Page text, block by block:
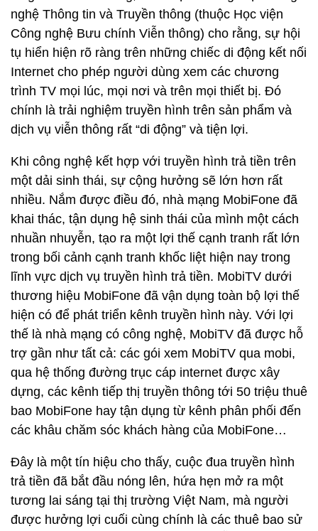
nghệ Thông tin và Truyền thông (thuộc Học viện
Công nghệ Bưu chính Viễn thông) cho rằng, sự hội
tụ hiển hiện rõ ràng trên những chiếc di động kết nối
Internet cho phép người dùng xem các chương
trình TV mọi lúc, mọi nơi và trên mọi thiết bị. Đó
chính là trải nghiệm truyền hình trên sản phẩm và
dịch vụ viễn thông rất “di động” và tiện lợi.
Khi công nghệ kết hợp với truyền hình trả tiền trên
một dải sinh thái, sự cộng hưởng sẽ lớn hơn rất
nhiều. Nắm được điều đó, nhà mạng MobiFone đã
khai thác, tận dụng hệ sinh thái của mình một cách
nhuần nhuyễn, tạo ra một lợi thế cạnh tranh rất lớn
trong bối cảnh cạnh tranh khốc liệt hiện nay trong
lĩnh vực dịch vụ truyền hình trả tiền. MobiTV dưới
thương hiệu MobiFone đã vận dụng toàn bộ lợi thế
hiện có để phát triển kênh truyền hình này. Với lợi
thế là nhà mạng có công nghệ, MobiTV đã được hỗ
trợ gần như tất cả: các gói xem MobiTV qua mobi,
qua hệ thống đường trục cáp internet được xây
dựng, các kênh tiếp thị truyền thông tới 50 triệu thuê
bao MobiFone hay tận dụng từ kênh phân phối đến
các khâu chăm sóc khách hàng của MobiFone…
Đây là một tín hiệu cho thấy, cuộc đua truyền hình
trả tiền đã bắt đầu nóng lên, hứa hẹn mở ra một
tương lai sáng tại thị trường Việt Nam, mà người
được hưởng lợi cuối cùng chính là các thuê bao sử